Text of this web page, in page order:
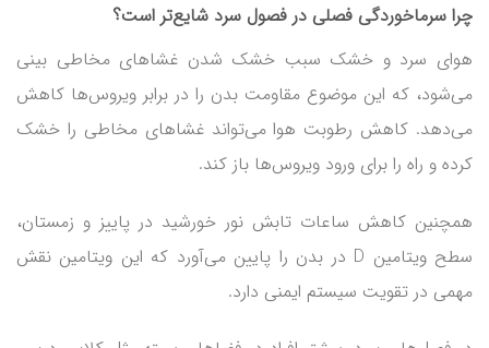
چرا سرماخوردگی فصلی در فصول سرد شایع‌تر است؟
هوای سرد و خشک سبب خشک شدن غشاهای مخاطی بینی
می‌شود، که این موضوع مقاومت بدن را در برابر ویروس‌ها کاهش
می‌دهد. کاهش رطوبت هوا می‌تواند غشاهای مخاطی را خشک
کرده و راه را برای ورود ویروس‌ها باز کند.
همچنین کاهش ساعات تابش نور خورشید در پاییز و زمستان،
سطح ویتامین D در بدن را پایین می‌آورد که این ویتامین نقش
مهمی در تقویت سیستم ایمنی دارد.